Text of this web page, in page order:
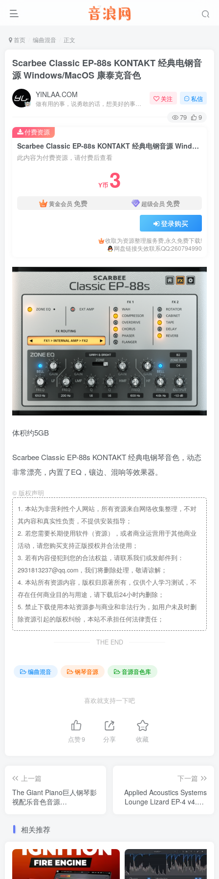
首页 编曲混音 正文
Scarbee Classic EP-88s KONTAKT 经典电钢音
源 Windows/MacOS 康泰克音色
YINLAA.COM 关注 私信
79 9
Scarbee Classic EP-88s KONTAKT 经典电钢音源 Windows/MacOS 康泰克音色
此内容为付费资源，请付费后查看
Y币 3
黄金会员 免费 超级会员 免费
登录购买
收取为资源整理服务费,永久免费下载!
网盘链接失效联系QQ:260794990
付费资源
体积约5GB
Scarbee Classic EP-88s KONTAKT 经典电钢琴音色，动态
非常漂亮，内置了EQ，镶边、混响等效果器。
© 版权声明
1. 本站为非营利性个人网站，所有资源来自网络收集整理，不对
其内容和真实性负责，不提供安装指导；
2. 若您需要长期使用软件（资源），或者商业运营用于其他商业
活动，请您购买支持正版授权并合法使用；
3. 若有内容侵犯到您的合法权益，请联系我们或发邮件到：
2931813237@qq.com，我们将删除处理，敬请谅解；
4. 本站所有资源内容，版权归原著所有，仅供个人学习测试，不
存在任何商业目的与用途，请下载后24小时内删除；
5. 禁止下载使用本站资源参与商业和非法行为，如用户未及时删
除资源引起的版权纠纷，本站不承担任何法律责任；
THE END
编曲混音 钢琴音源 音源音色库
喜欢就支持一下吧
点赞9 分享 收藏
上一篇
The Giant Piano巨人钢琴影
视配乐音色音源
下一篇
Applied Acoustics Systems
Lounge Lizard EP-4 v4.2.1
相关推荐